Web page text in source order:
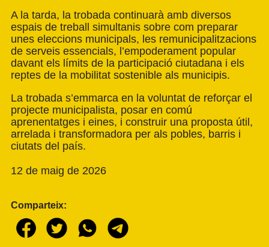
A la tarda, la trobada continuarà amb diversos
espais de treball simultanis sobre com preparar
unes eleccions municipals, les remunicipalitzacions
de serveis essencials, l’empoderament popular
davant els límits de la participació ciutadana i els
reptes de la mobilitat sostenible als municipis.
La trobada s’emmarca en la voluntat de reforçar el
projecte municipalista, posar en comú
aprenentatges i eines, i construir una proposta útil,
arrelada i transformadora per als pobles, barris i
ciutats del país.
12 de maig de 2026
Comparteix: